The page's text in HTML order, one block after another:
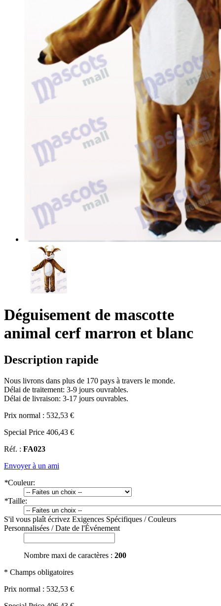
Déguisement de mascotte
animal cerf marron et blanc
Description rapide
Nous livrons dans plus de 170 pays à travers le monde.
Délai de traitement: 3-9 jours ouvrables.
Délai de livraison: 3-17 jours ouvrables.
Prix normal : 532,53 €
Special Price 406,43 €
Réf. : FA023
Envoyer à un ami
*Couleur:
*Taille:
S'il vous plaît écrivez Exigences Spécifiques / Couleurs
Personnalisées / Date de l'Événement
Nombre maxi de caractères : 200
* Champs obligatoires
Prix normal : 532,53 €